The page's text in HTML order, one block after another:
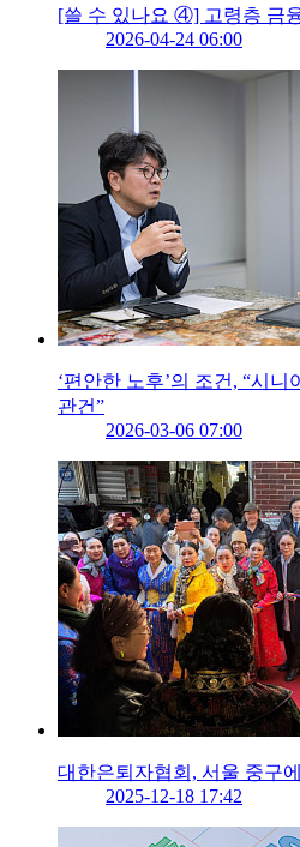
[쓸 수 있나요 ④] 고령층 금
2026-04-24 06:00
‘편안한 노후’의 조건, “시
관건”
2026-03-06 07:00
대한은퇴자협회, 서울 중구
2025-12-18 17:42